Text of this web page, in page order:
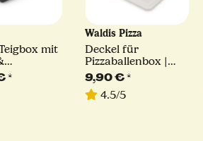
mit
|
*
Waldis Pizza
Deckel für
Pizzaballenbox |
40x30
9,90 €*
4.5/5